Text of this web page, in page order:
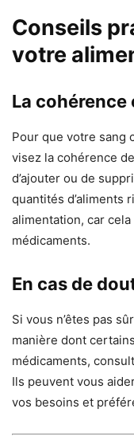
Conseils
votre
La cohérence
Pour que votre sang
visez la cohérence
d’ajouter ou de
quantités d’aliments
alimentation, car
médicaments.
En cas de
Si vous n’êtes pas
manière dont
médicaments,
Ils peuvent vous
vos besoins et